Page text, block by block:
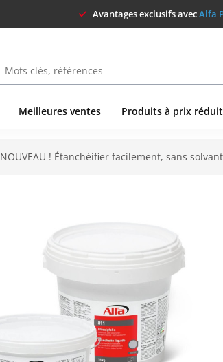
Avantages exclusifs avecAlfa
Meilleures ventes Produits à prix
NOUVEAU ! Étanchéifier facilement, sans